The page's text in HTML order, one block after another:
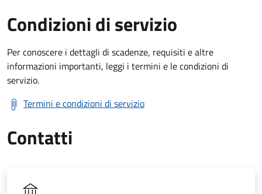
Condizioni di servizio
Per conoscere i dettagli di scadenze, requisiti e altre
informazioni importanti, leggi i termini e le condizioni di
servizio.
Termini e condizioni di servizio
Contatti